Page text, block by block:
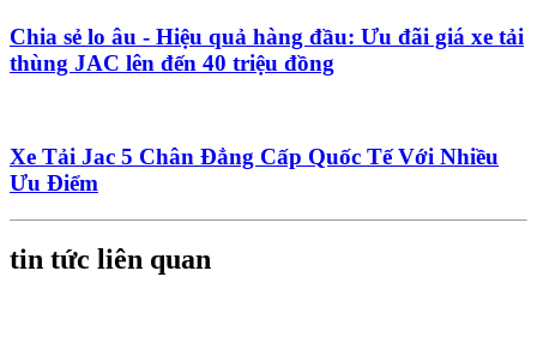
Chia sẻ lo âu - Hiệu quả hàng đầu: Ưu đãi giá xe tải
thùng JAC lên đến 40 triệu đồng
Xe Tải Jac 5 Chân Đẳng Cấp Quốc Tế Với Nhiều
Ưu Điểm
tin tức liên quan